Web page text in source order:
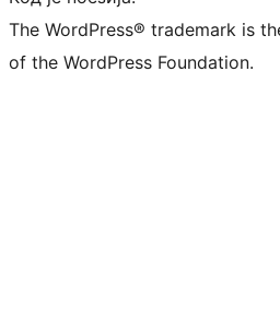
The WordPress® trademark is
of the WordPress Foundation.